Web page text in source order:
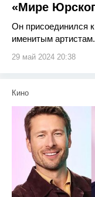
«Мире
Он присоединился
именитым артистам.
29 май 2024 20:38
Кино